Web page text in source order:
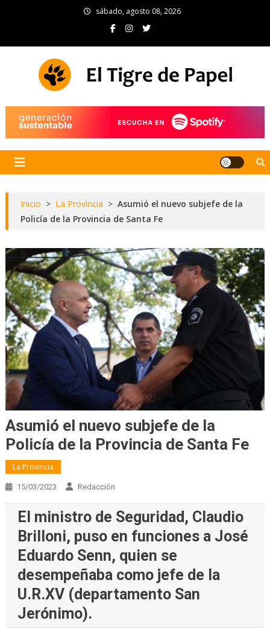
sábado, agosto 08, 2026
Inicio > La Provincia > Asumió el nuevo subjefe de la
Policía de la Provincia de Santa Fe
Asumió el nuevo subjefe de la
Policía de la Provincia de Santa Fe
La Provincia
15/03/2023 Redacción
El ministro de Seguridad, Claudio
Brilloni, puso en funciones a José
Eduardo Senn, quien se
desempeñaba como jefe de la
U.R.XV (departamento San
Jerónimo).